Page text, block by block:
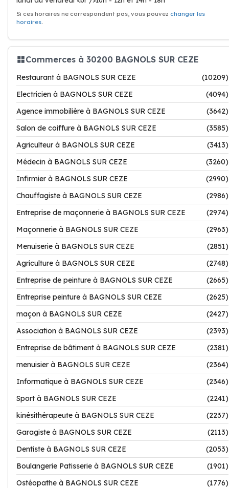
Si ces horaires ne correspondent pas, vous pouvez changer les
horaires.
Commerces à 30200 BAGNOLS SUR CEZE
Restaurant à BAGNOLS SUR CEZE
(10209)
Electricien à BAGNOLS SUR CEZE
(4094)
Agence immobilière à BAGNOLS SUR CEZE
(3642)
Salon de coiffure à BAGNOLS SUR CEZE
(3585)
Agriculteur à BAGNOLS SUR CEZE
(3413)
Médecin à BAGNOLS SUR CEZE
(3260)
Infirmier à BAGNOLS SUR CEZE
(2990)
Chauffagiste à BAGNOLS SUR CEZE
(2986)
Entreprise de maçonnerie à BAGNOLS SUR CEZE
(2974)
Maçonnerie à BAGNOLS SUR CEZE
(2963)
Menuiserie à BAGNOLS SUR CEZE
(2851)
Agriculture à BAGNOLS SUR CEZE
(2748)
Entreprise de peinture à BAGNOLS SUR CEZE
(2665)
Entreprise peinture à BAGNOLS SUR CEZE
(2625)
maçon à BAGNOLS SUR CEZE
(2427)
Association à BAGNOLS SUR CEZE
(2393)
Entreprise de bâtiment à BAGNOLS SUR CEZE
(2381)
menuisier à BAGNOLS SUR CEZE
(2364)
Informatique à BAGNOLS SUR CEZE
(2346)
Sport à BAGNOLS SUR CEZE
(2241)
kinésithérapeute à BAGNOLS SUR CEZE
(2237)
Garagiste à BAGNOLS SUR CEZE
(2113)
Dentiste à BAGNOLS SUR CEZE
(2053)
Boulangerie Patisserie à BAGNOLS SUR CEZE
(1901)
Ostéopathe à BAGNOLS SUR CEZE
(1776)